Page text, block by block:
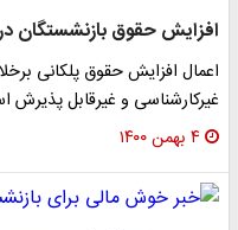
افزایش حقوق بازنشستگان
غیرکارشناسی و غیرقابل
۴ بهمن ۱۴۰۰